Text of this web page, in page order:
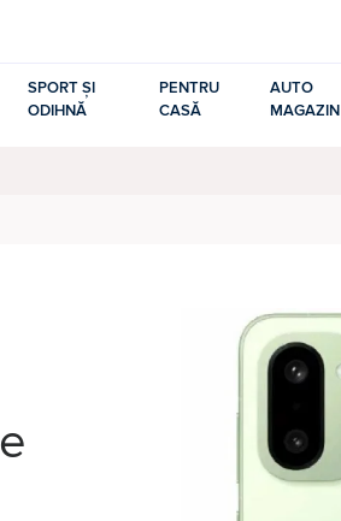
SPORT ȘI
ODIHNĂ
PENTRU
CASĂ
AUTO
MAGAZIN